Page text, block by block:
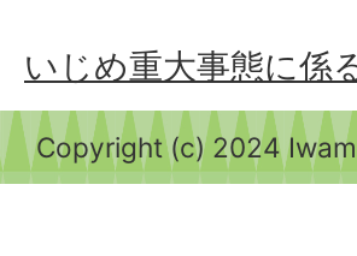
いじめ重大事態に係
Copyright (c) 2024